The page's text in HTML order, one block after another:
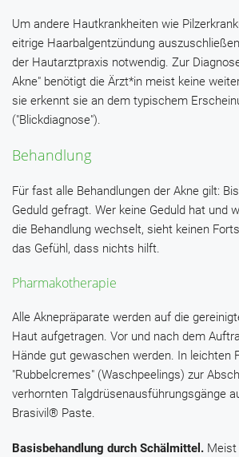
Um andere Hautkrankheiten wie
eitrige Haarbalgentzündung
der Hautarztpraxis notwendig. Zur
Akne" benötigt die Ärzt*in meist keine
sie erkennt sie an dem typischem
("Blickdiagnose").
Behandlung
Für fast alle Behandlungen der Akne gilt:
Geduld gefragt. Wer keine Geduld hat und
die Behandlung wechselt, sieht keinen
das Gefühl, dass nichts hilft.
Pharmakotherapie
Alle Aknepräparate werden auf die
Haut aufgetragen. Vor und nach dem
Hände gut gewaschen werden. In leichten
"Rubbelcremes" (Waschpeelings) zur
verhornten Talgdrüsenausführungsgänge
Brasivil® Paste.
Basisbehandlung durch Schälmittel.